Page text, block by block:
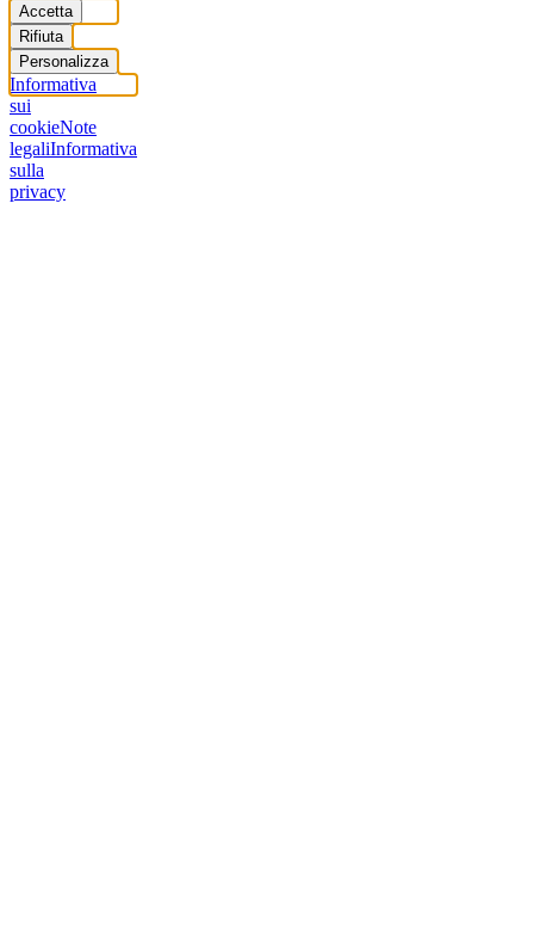
Accetta
Rifiuta
Personalizza
Informativa
sui
cookieNote
legaliInformativa
sulla
privacy